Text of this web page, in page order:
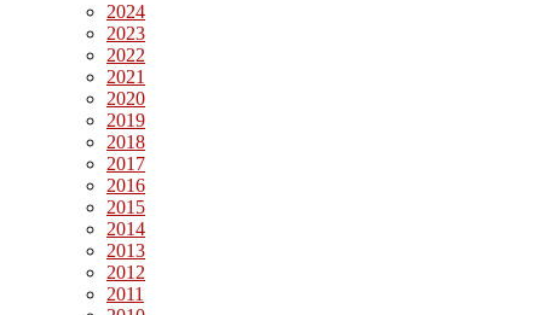
2024
2023
2022
2021
2020
2019
2018
2017
2016
2015
2014
2013
2012
2011